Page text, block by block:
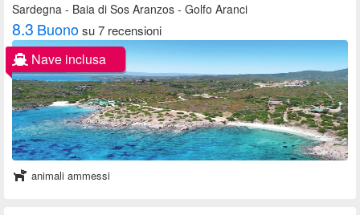
Sardegna - Baia di Sos Aranzos - Golfo Aranci
8.3 Buonosu 7 recensioni
Nave inclusa
animali ammessi